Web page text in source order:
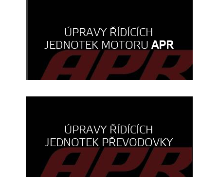
ÚPRAVY ŘÍDÍCÍCH
JEDNOTEK MOTORUAPR
ÚPRAVY ŘÍDÍCÍCH
JEDNOTEK PŘEVODOVKY